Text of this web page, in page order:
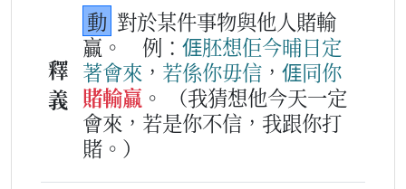
釋
義
動 對於某件事物與他人賭輸
贏。
例： 𠊎胚想佢今晡日定
著會來 ， 若係你毋信 ， 𠊎同你
賭輸贏 。
（我猜想他今天一定
會來，若是你不信，我跟你打
賭。）